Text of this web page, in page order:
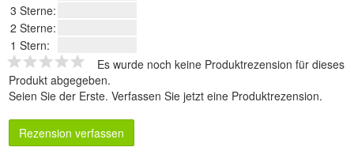
3 Sterne:
2 Sterne:
1 Stern:
Es wurde noch keine Produktrezension für dieses
Produkt abgegeben.
Seien Sie der Erste. Verfassen Sie jetzt eine Produktrezension.
Rezension verfassen